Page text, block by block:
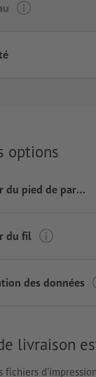
options
Couleur du pied de parasol
du fil
des données
livraison
fichiers